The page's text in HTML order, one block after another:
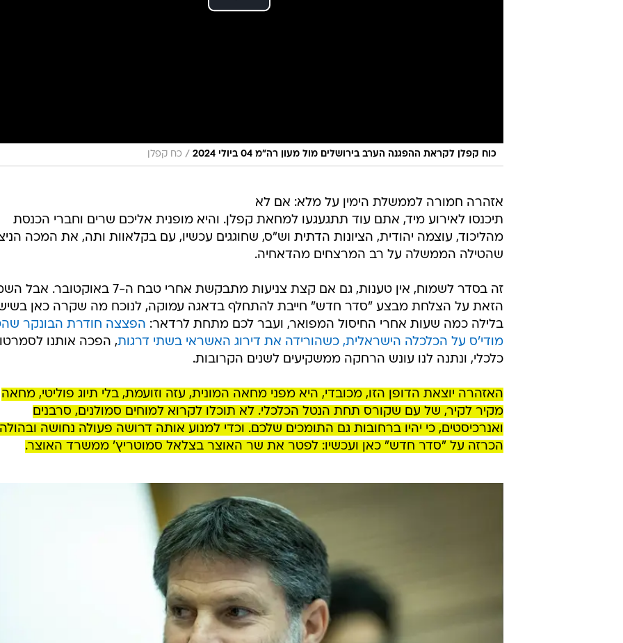
כוח קפלן לקראת ההפגנה הערב בירושלים מול מעון רה״מ 04 ביולי 2024 / כח קפלן
אזהרה חמורה לממשלת הימין על מלא: אם לא
תיכנסו לאירוע מיד, אתם עוד תתגעגעו למחאת קפלן. והיא מופנית אליכם שרים וחברי הכנסת
מהליכוד, עוצמה יהודית, הציונות הדתית וש"ס, שחוגגים עכשיו, עם בקלאוות ותה, את המכה
שהטילה הממשלה על רב המרצחים מהדאחיה.
זה בסדר לשמוח, אין טענות, גם אם קצת צניעות מתבקשת אחרי טבח ה-7
הזאת על הצלחת מבצע "סדר חדש" חייבת להתחלף בדאגה עמוקה, לנוכח מה שקרה כאן
בלילה כמה שעות אחרי החיסול המפואר, ועבר לכם מתחת לרדאר: הפצצה חודרת הבונקר
מודי'ס על הכלכלה הישראלית, כשהורידה את דירוג האשראי בשתי דרגות, הפכה אותנו
כלכלי, ונתנה לנו עונש הרחקה ממשקיעים לשנים הקרובות.
האזהרה יוצאת הדופן הזו, מכובדי, היא מפני מחאה המונית, עזה וזועמת, בלי תיוג פוליטי, מחאה
מקיר לקיר, של עם שקורס תחת הנטל הכלכלי. לא תוכלו לקרוא למוחים סמולנים, סרבנים
ואנרכיסטים, כי יהיו ברחובות גם התומכים שלכם. וכדי למנוע אותה דרושה פעולה נחושה
הכרזה על "סדר חדש" כאן ועכשיו: לפטר את שר האוצר בצלאל סמוטריץ' ממשרד האוצר.